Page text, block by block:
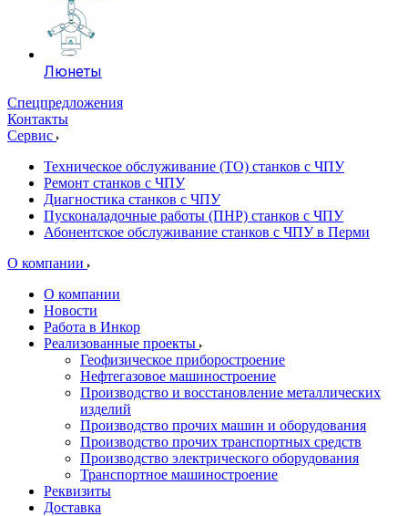
Люнеты
Спецпредложения
Контакты
Сервис
Техническое обслуживание (ТО) станков с ЧПУ
Ремонт станков с ЧПУ
Диагностика станков с ЧПУ
Пусконаладочные работы (ПНР) станков с ЧПУ
Абонентское обслуживание станков с ЧПУ в Перми
О компании
О компании
Новости
Работа в Инкор
Реализованные проекты
Геофизическое приборостроение
Нефтегазовое машиностроение
Производство и восстановление металлических
изделий
Производство прочих машин и оборудования
Производство прочих транспортных средств
Производство электрического оборудования
Транспортное машиностроение
Реквизиты
Доставка